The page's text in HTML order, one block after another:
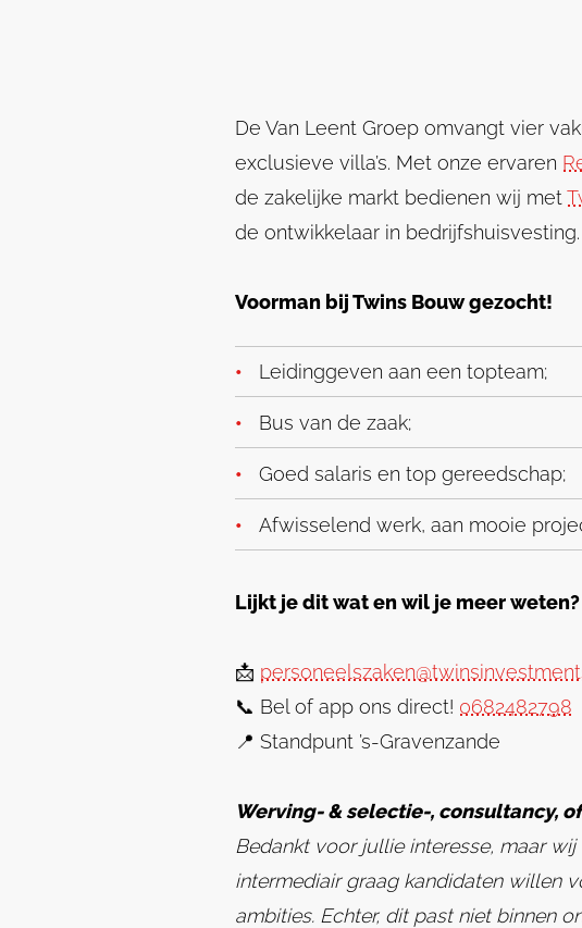
De Van Leent Groep omvangt vier
exclusieve villa’s. Met onze ervaren
de zakelijke markt bedienen wij met
de ontwikkelaar in bedrijfshuisvesting.
Voorman bij Twins Bouw gezocht!
Leidinggeven aan een topteam;
Bus van de zaak;
Goed salaris en top gereedschap;
Afwisselend werk, aan mooie
Lijkt je dit wat en wil je meer weten?
📩
📞 Bel of app ons direct! 0682482798
📍 Standpunt ’s-Gravenzande
Werving- & selectie-, consultancy,
Bedankt voor jullie interesse, maar
intermediair graag kandidaten willen
ambities. Echter, dit past niet binnen